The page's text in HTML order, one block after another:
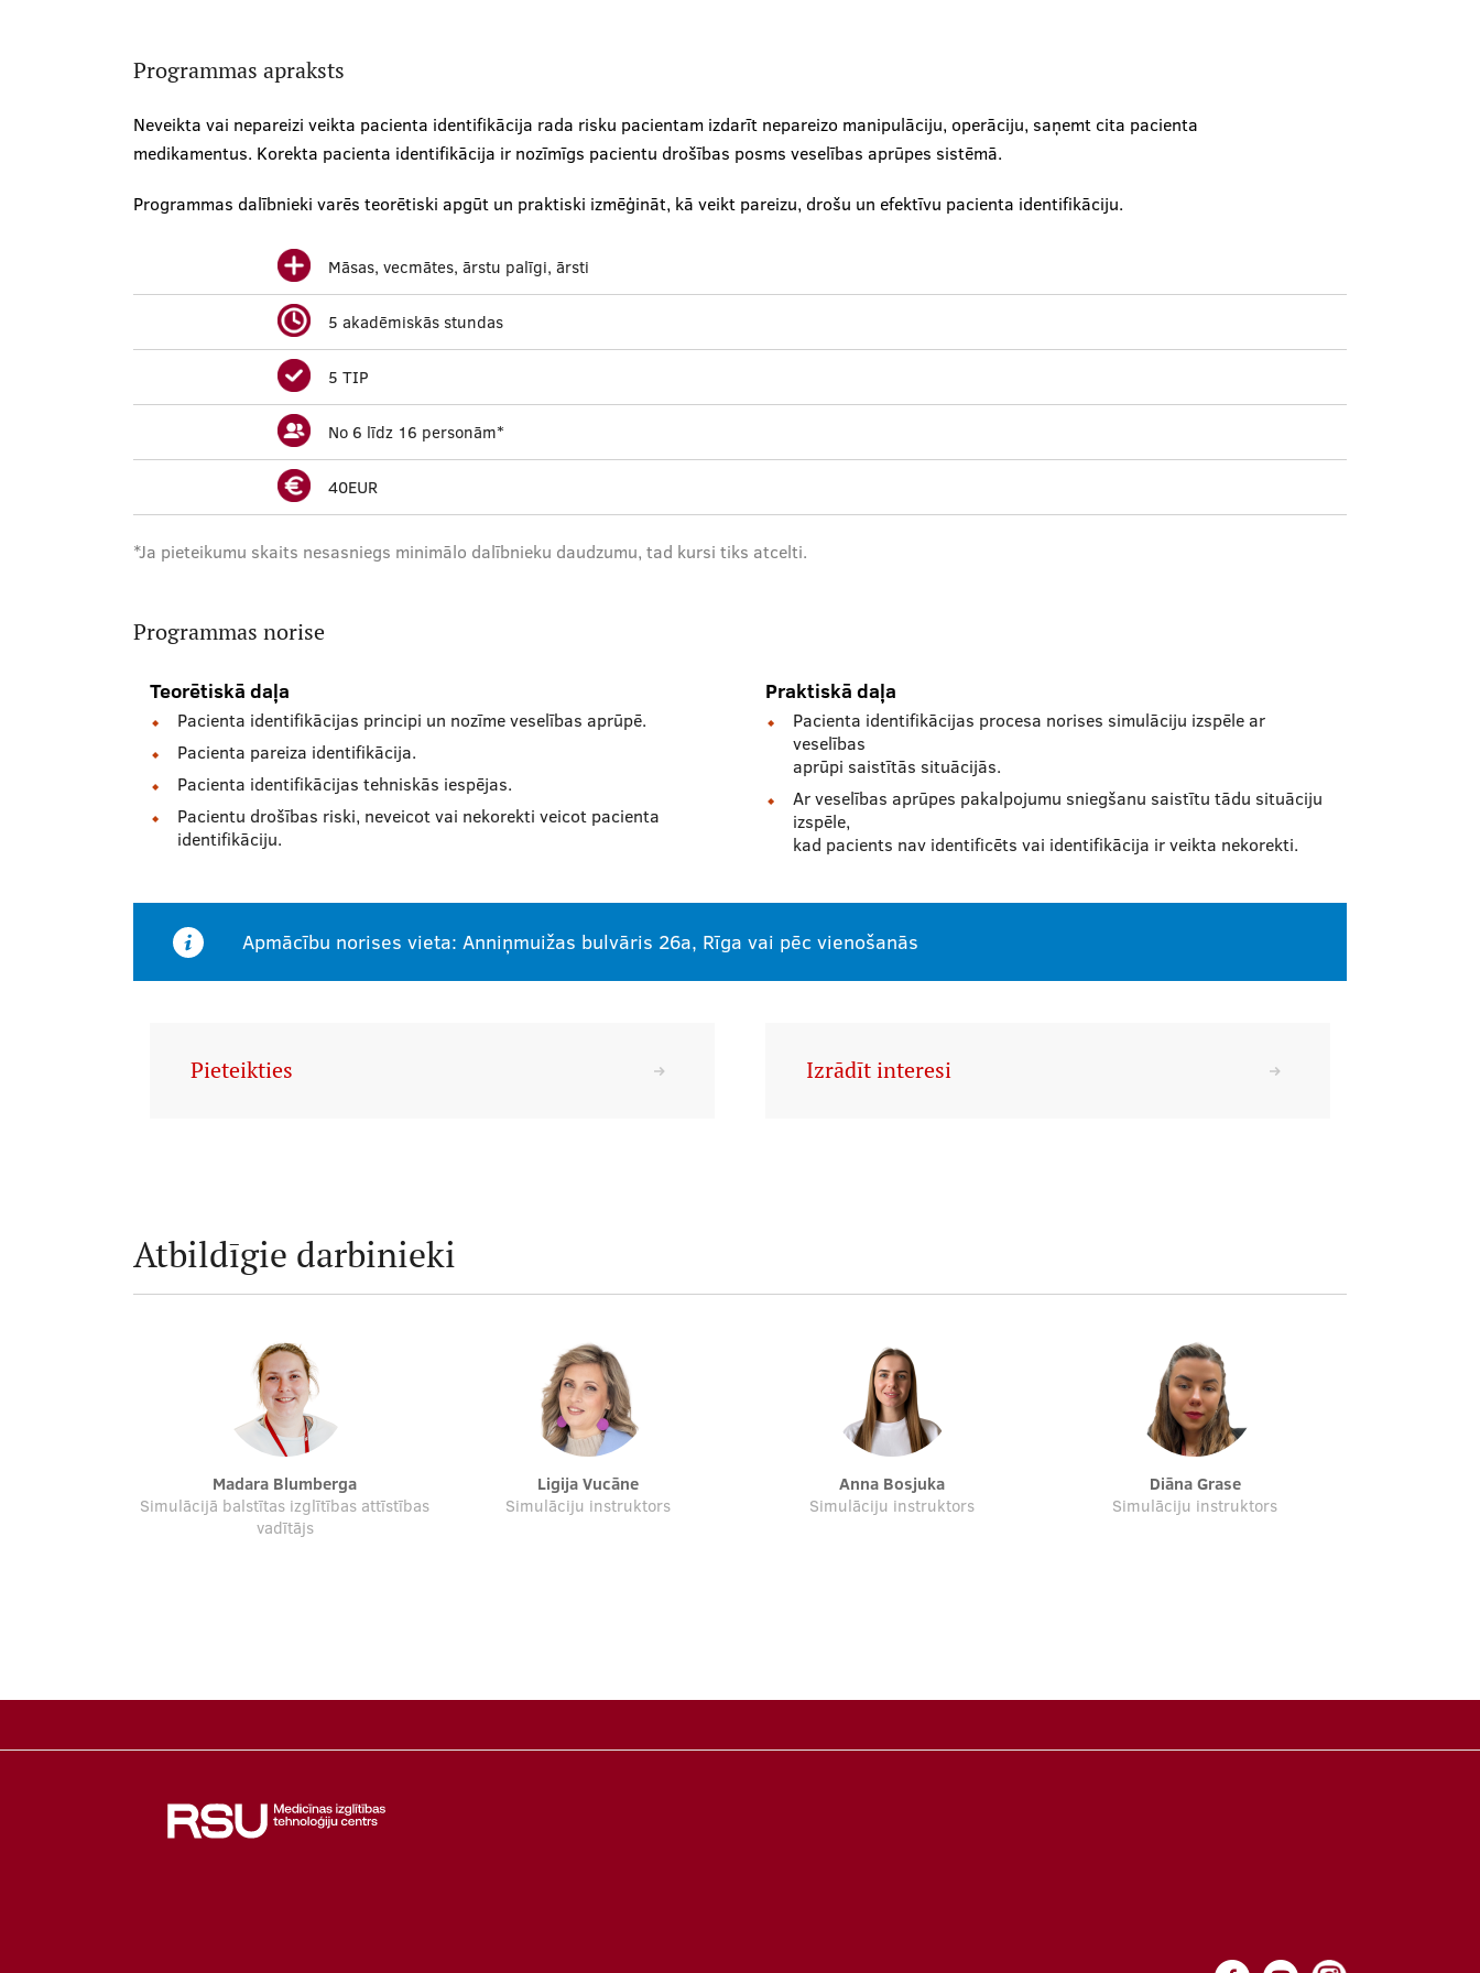
Programmas apraksts
Neveikta vai nepareizi veikta pacienta identifikācija rada risku pacientam izdarīt nepareizo manipulāciju, operāciju, saņemt cita pacienta
medikamentus. Korekta pacienta identifikācija ir nozīmīgs pacientu drošības posms veselības aprūpes sistēmā.
Programmas dalībnieki varēs teorētiski apgūt un praktiski izmēģināt, kā veikt pareizu, drošu un efektīvu pacienta identifikāciju.
Māsas, vecmātes, ārstu palīgi, ārsti
5 akadēmiskās stundas
5 TIP
No 6 līdz 16 personām*
40EUR
*Ja pieteikumu skaits nesasniegs minimālo dalībnieku daudzumu, tad kursi tiks atcelti.
Programmas norise
Teorētiskā daļa
Pacienta identifikācijas principi un nozīme veselības aprūpē.
Pacienta pareiza identifikācija.
Pacienta identifikācijas tehniskās iespējas.
Pacientu drošības riski, neveicot vai nekorekti veicot pacienta
identifikāciju.
Praktiskā daļa
Pacienta identifikācijas procesa norises simulāciju izspēle ar
veselības
aprūpi saistītās situācijās.
Ar veselības aprūpes pakalpojumu sniegšanu saistītu tādu situāciju
izspēle,
kad pacients nav identificēts vai identifikācija ir veikta nekorekti.
Apmācību norises vieta: Anniņmuižas bulvāris 26a, Rīga vai pēc vienošanās
Pieteikties Izrādīt interesi
Atbildīgie darbinieki
Madara Blumberga
Simulācijā balstītas izglītības attīstības
vadītājs
Ligija Vucāne
Simulāciju instruktors
Anna Bosjuka
Simulāciju instruktors
Diāna Grase
Simulāciju instruktors